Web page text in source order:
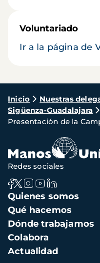
Voluntariado
Ir a la página de
Ruta
de
navegación
Inicio
Nuestras
Sigüenza-Guadalajara
Presentación de la
Navegación
principal
Quienes somos
Qué hacemos
Dónde trabajamos
Colabora
Actualidad
Redes sociales